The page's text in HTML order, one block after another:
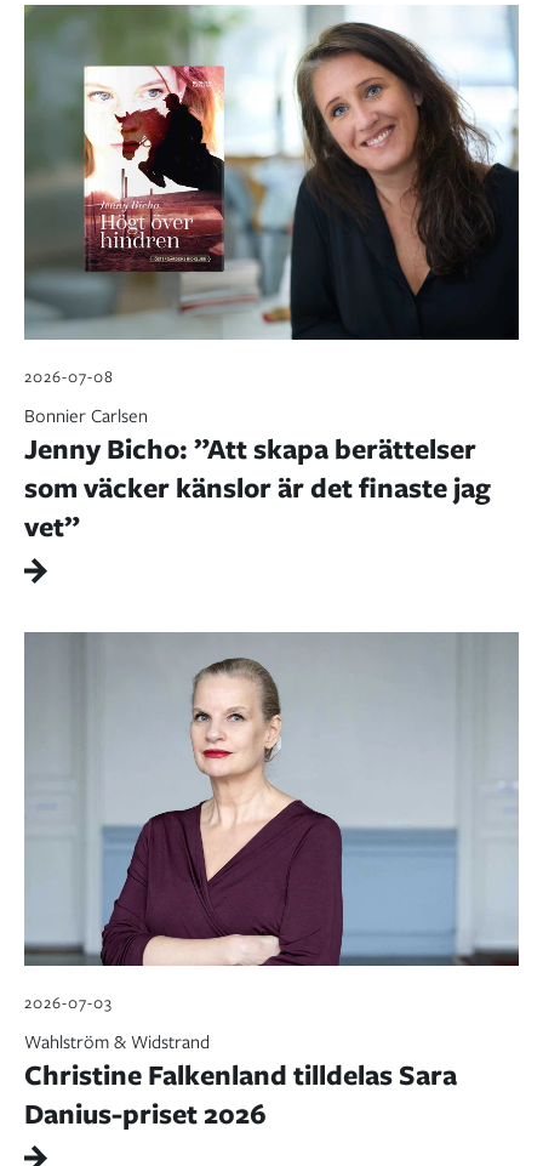
2026-07-08
Bonnier Carlsen
Jenny Bicho: ”Att skapa berättelser
som väcker känslor är det finaste jag
vet”
2026-07-03
Wahlström & Widstrand
Christine Falkenland tilldelas Sara
Danius-priset 2026